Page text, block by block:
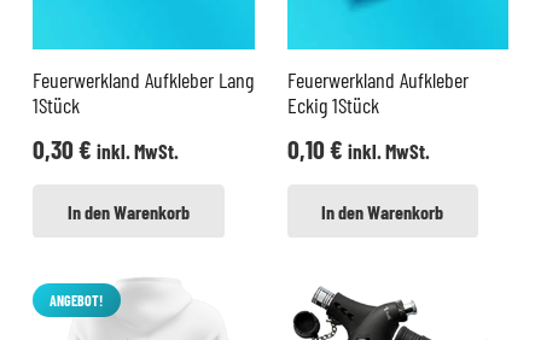
Feuerwerkland Aufkleber Lang
1Stück
0,30€ inkl. MwSt.
In den Warenkorb
Feuerwerkland Aufkleber
Eckig 1Stück
0,10€ inkl. MwSt.
In den Warenkorb
ANGEBOT!